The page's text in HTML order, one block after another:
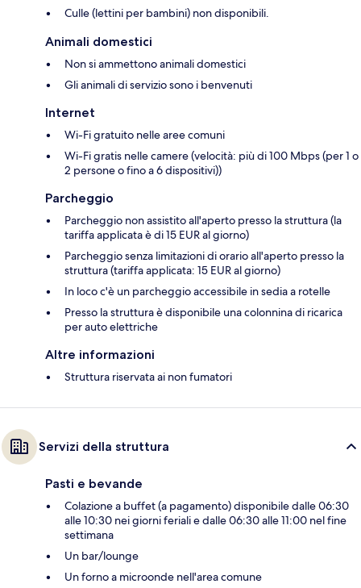
Culle (lettini per bambini) non disponibili.
Animali domestici
Non si ammettono animali domestici
Gli animali di servizio sono i benvenuti
Internet
Wi-Fi gratuito nelle aree comuni
Wi-Fi gratis nelle camere (velocità: più di 100 Mbps (per 1 o
2 persone o fino a 6 dispositivi))
Parcheggio
Parcheggio non assistito all'aperto presso la struttura (la
tariffa applicata è di 15 EUR al giorno)
Parcheggio senza limitazioni di orario all'aperto presso la
struttura (tariffa applicata: 15 EUR al giorno)
In loco c'è un parcheggio accessibile in sedia a rotelle
Presso la struttura è disponibile una colonnina di ricarica
per auto elettriche
Altre informazioni
Struttura riservata ai non fumatori
Servizi della struttura
Pasti e bevande
Colazione a buffet (a pagamento) disponibile dalle 06:30
alle 10:30 nei giorni feriali e dalle 06:30 alle 11:00 nel fine
settimana
Un bar/lounge
Un forno a microonde nell'area comune